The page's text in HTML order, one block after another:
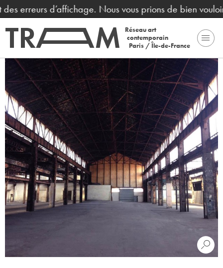
d’affichage. Nous vous prions de bien vouloir nous
Réseau art
contemporain
Paris / Île-de-France